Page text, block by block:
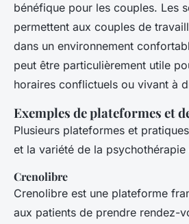
bénéfique pour les couples. Les
permettent aux couples de
dans un environnement
peut être particulièrement utile
horaires conflictuels ou vivant à
Exemples de plateformes et
Plusieurs plateformes et
et la variété de la psychothérapie
Crenolibre
Crenolibre est une plateforme
aux patients de prendre rendez-